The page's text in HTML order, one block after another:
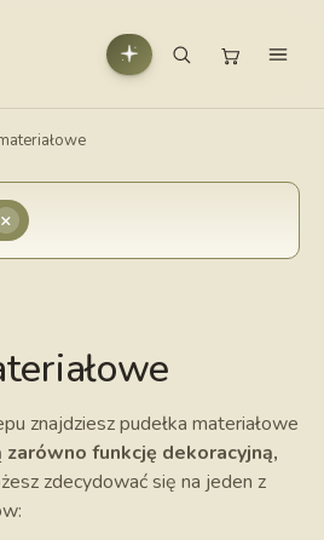
×
znajdziesz pudełka materiałowe
zarówno funkcję dekoracyjną,
zdecydować się na jeden z